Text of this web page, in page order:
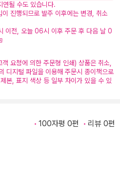
연될 수도 있습니다.
진행되므로 발주 이후에는 변경, 취소
전, 오늘 06시 이후 주문 후 다음 날 0
요청에 의한 주문형 인쇄) 상품은 취소,
디지털 파일을 이용해 주문시 종이책으로
본, 표지 색상 등 일부 차이가 있을 수 있
100자평 0편 리뷰 0편